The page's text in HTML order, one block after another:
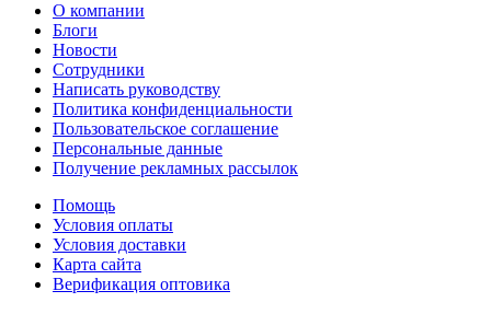
О компании
Блоги
Новости
Сотрудники
Написать руководству
Политика конфиденциальности
Пользовательское соглашение
Персональные данные
Получение рекламных рассылок
Помощь
Условия оплаты
Условия доставки
Карта сайта
Верификация оптовика